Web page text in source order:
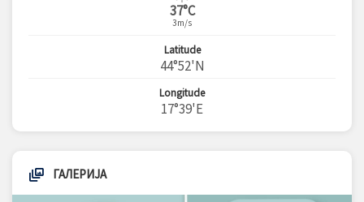
37°C
3m/s
Latitude
44°52'N
Longitude
17°39'E
ГАЛЕРИЈА